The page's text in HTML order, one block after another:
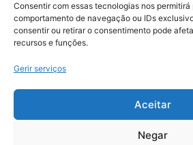
Consentir com essas tecnologias nos
comportamento de navegação ou IDs
consentir ou retirar o consentimento pode
recursos e funções.
Gerir serviços
Aceitar
Negar